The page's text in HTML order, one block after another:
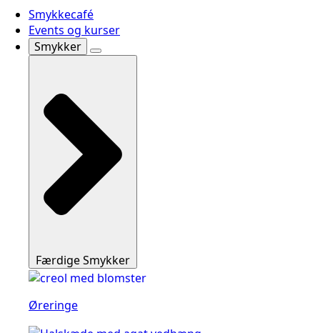
Smykkecafé
Events og kurser
Smykker
Færdige Smykker
Øreringe